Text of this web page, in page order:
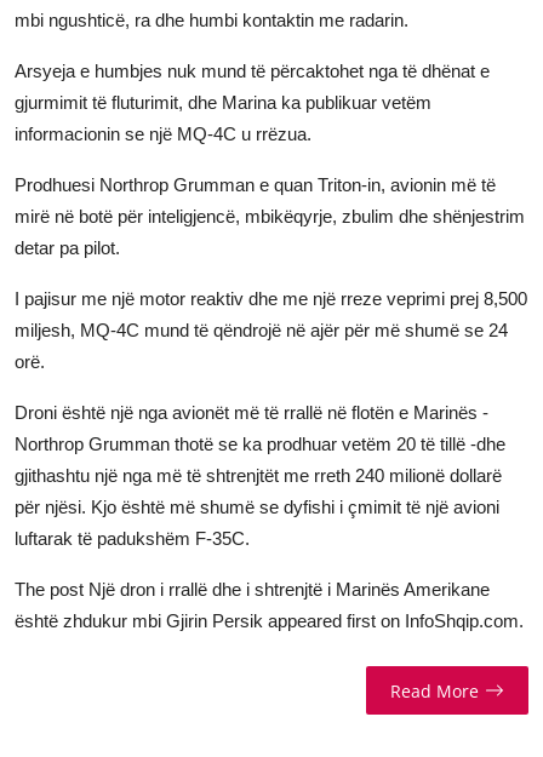
mbi ngushticë, ra dhe humbi kontaktin me radarin.
Arsyeja e humbjes nuk mund të përcaktohet nga të dhënat e
gjurmimit të fluturimit, dhe Marina ka publikuar vetëm
informacionin se një MQ-4C u rrëzua.
Prodhuesi Northrop Grumman e quan Triton-in, avionin më të
mirë në botë për inteligjencë, mbikëqyrje, zbulim dhe shënjestrim
detar pa pilot.
I pajisur me një motor reaktiv dhe me një rreze veprimi prej 8,500
miljesh, MQ-4C mund të qëndrojë në ajër për më shumë se 24
orë.
Droni është një nga avionët më të rrallë në flotën e Marinës -
Northrop Grumman thotë se ka prodhuar vetëm 20 të tillë -dhe
gjithashtu një nga më të shtrenjtët me rreth 240 milionë dollarë
për njësi. Kjo është më shumë se dyfishi i çmimit të një avioni
luftarak të padukshëm F-35C.
The post Një dron i rrallë dhe i shtrenjtë i Marinës Amerikane
është zhdukur mbi Gjirin Persik appeared first on InfoShqip.com.
Read More